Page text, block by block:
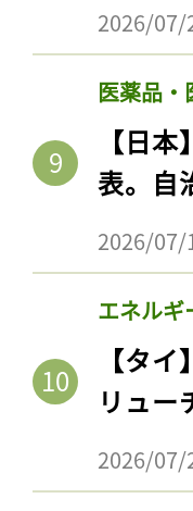
2026/07/
医薬品・
【日
表。自
2026/07/
エネルギ
【タ
リュー
2026/07/